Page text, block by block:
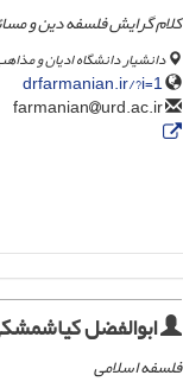
کلام گرایش فلسفه دین و
دانشیار دانشگاه ادیان و
drfarmanian.ir/?i=1
urd.ac.ir
ابوالفضل
فلسفه اسلامی